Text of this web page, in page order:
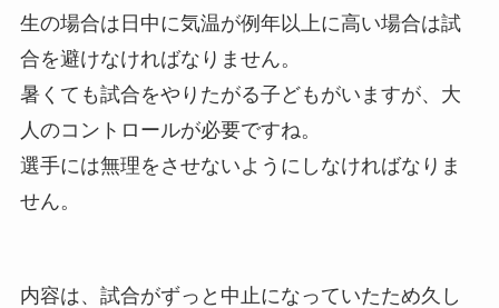
生の場合は日中に気温が例年以上に高い場合は試
合を避けなければなりません。
暑くても試合をやりたがる子どもがいますが、大
人のコントロールが必要ですね。
選手には無理をさせないようにしなければなりま
せん。
内容は、試合がずっと中止になっていたため久し